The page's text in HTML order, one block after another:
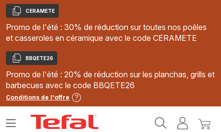
Copier
CERAMETE
Promo de l'été : 30% de réduction sur toutes nos poêles
et casseroles en céramique avec le code CERAMETE
Copier
BBQETE26
Promo de l'été : 20% de réduction sur les planchas, grills et
barbecues avec le code BBQETE26
Conditions de l'offre
MonMon
Ouvrir